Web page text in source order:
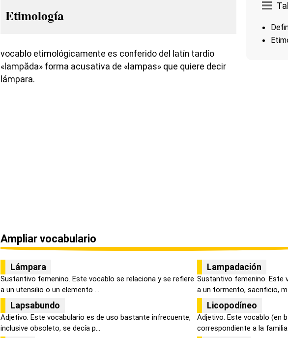
Etimología
vocablo etimológicamente es conferido del latín tardío
«lampăda» forma acusativa de «lampas» que quiere decir
lámpara.
Ampliar vocabulario
Lámpara
Sustantivo femenino. Este vocablo se relaciona y se refiere
a un utensilio o un elemento ...
Lampadación
Sustantivo femenino. Este
a un tormento, sacrificio,
Lapsabundo
Adjetivo. Este vocabulario es de uso bastante infrecuente,
inclusive obsoleto, se decía p...
Licopodíneo
Adjetivo. Este vocablo (en
correspondiente a la familia